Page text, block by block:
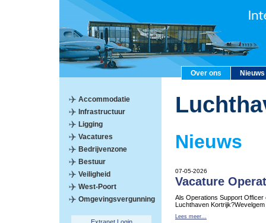
Over ons Nieuws
Accommodatie
Infrastructuur
Ligging
Vacatures
Bedrijvenzone
Bestuur
Veiligheid
West-Poort
Omgevingsvergunning
Nieuws
07-05-2026
Vacature
Als Operations Support Officer
Luchthaven
Lees meer...